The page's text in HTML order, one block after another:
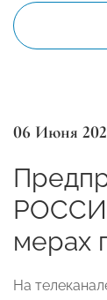
06 Июня
мерах
На